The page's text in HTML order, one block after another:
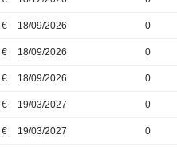
€ 18/09/2026 0
€ 18/09/2026 0
€ 18/09/2026 0
€ 19/03/2027 0
€ 19/03/2027 0